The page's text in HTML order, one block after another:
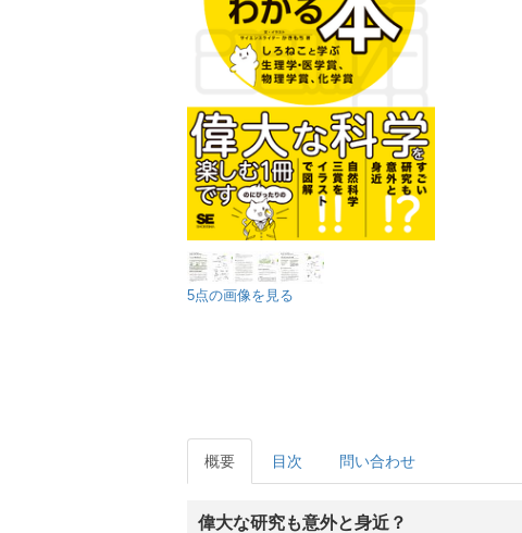
5点の画像を見る
概要 目次 問い合わせ
偉大な研究も意外と身近？